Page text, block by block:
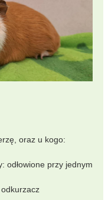
oraz u kogo:
odłowione przy jednym